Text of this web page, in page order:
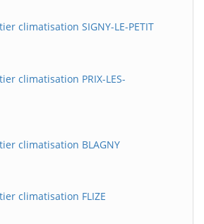
climatisation SIGNY-LE-PETIT
climatisation PRIX-LES-
climatisation BLAGNY
climatisation FLIZE